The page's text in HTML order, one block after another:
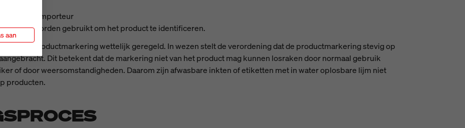
of importeur
die worden gebruikt om het product te identificeren.
van de productmarkering wettelijk geregeld. In wezen stelt de verordening dat de productmarkering stevig op
Dit betekent dat de markering niet van het product mag kunnen losraken door normaal gebruik
of door weersomstandigheden. Daarom zijn afwasbare inkten of etiketten met in water oplosbare lijm niet
producten.
aan